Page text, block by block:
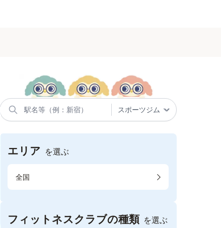
エリア を選ぶ
全国
フィットネスクラブの種類 を選ぶ